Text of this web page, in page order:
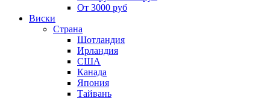
От 3000 руб
Виски
Страна
Шотландия
Ирландия
США
Канада
Япония
Тайвань